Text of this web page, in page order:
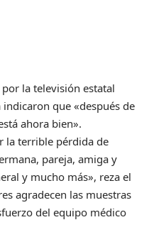
la televisión estatal
que «después de
ahora bien».
la terrible pérdida de
pareja, amiga y
y mucho más», reza el
agradecen las muestras
del equipo médico